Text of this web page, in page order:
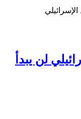
لن يبدأ